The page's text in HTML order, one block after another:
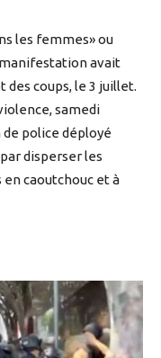
les femmes» ou
avait
des coups, le 3 juillet.
samedi
police déployé
disperser les
en caoutchouc et à